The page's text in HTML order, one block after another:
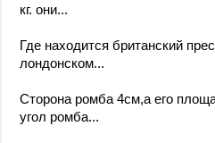
кг. они...
Где находится британский
лондонском...
Сторона ромба 4см,а его
угол ромба...